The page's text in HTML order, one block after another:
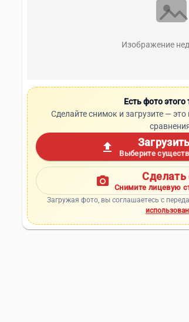
Изображение
Есть фото этого
Сделайте снимок и загрузите —
upload Выберите
photo_camera Сделать
Снимите лицевую
Загружая фото, вы соглашаетесь с